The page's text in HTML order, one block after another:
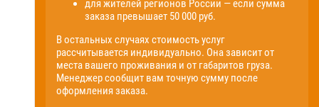
для жителей регионов России — если сумма
заказа превышает 50 000 руб.
В остальных случаях стоимость услуг
рассчитывается индивидуально. Она зависит от
места вашего проживания и от габаритов груза.
Менеджер сообщит вам точную сумму после
оформления заказа.